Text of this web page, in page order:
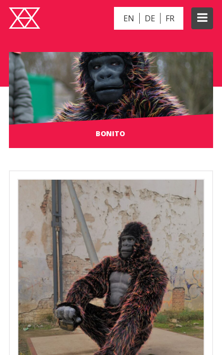
EN DE FR
BONITO